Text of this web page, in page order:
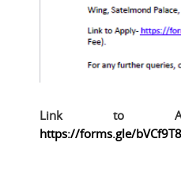
Link to
https://forms.gle/